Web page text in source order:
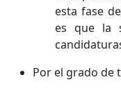
esta fase
es que la
Por el grado de